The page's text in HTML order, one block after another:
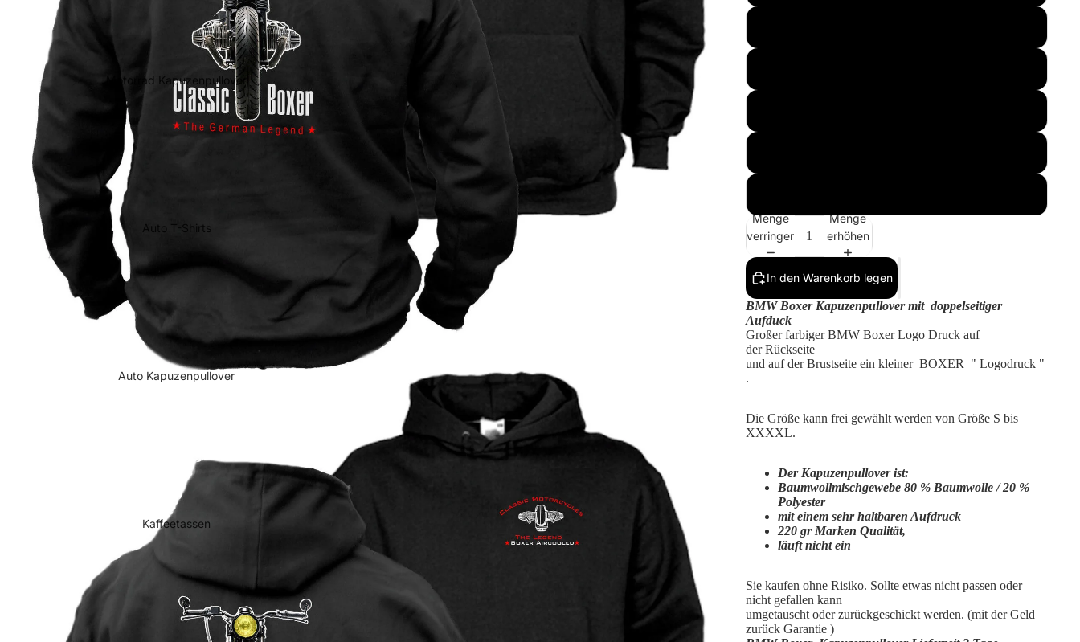
Motorrad Kapuzenpullover
Auto T-Shirts
Auto Kapuzenpullover
Kaffeetassen
Menge
verringern
Menge
erhöhen
In den Warenkorb legen
BMW Boxer Kapuzenpullover mit doppelseitiger
Aufduck
Großer farbiger BMW Boxer Logo Druck auf
der Rückseite
und auf der Brustseite ein kleiner BOXER " Logodruck "
.
Die Größe kann frei gewählt werden von Größe S bis
XXXXL.
Der Kapuzenpullover ist:
Baumwollmischgewebe 80 % Baumwolle / 20 %
Polyester
mit einem sehr haltbaren Aufdruck
220 gr Marken Qualität,
läuft nicht ein
Sie kaufen ohne Risiko. Sollte etwas nicht passen oder
nicht gefallen kann
umgetauscht oder zurückgeschickt werden. (mit der Geld
zurück Garantie )